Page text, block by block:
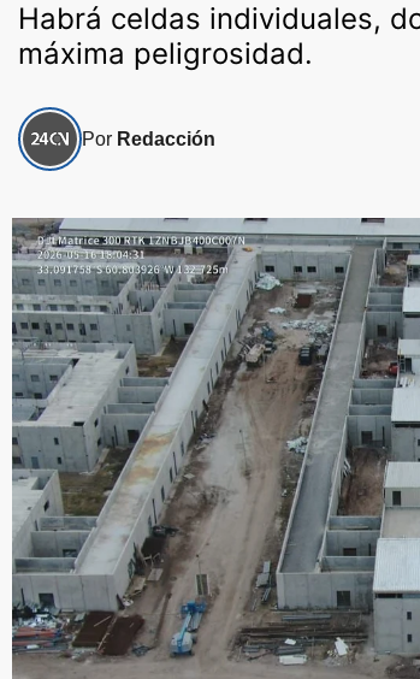
Habrá celdas individuales,
máxima peligrosidad.
Por Redacción